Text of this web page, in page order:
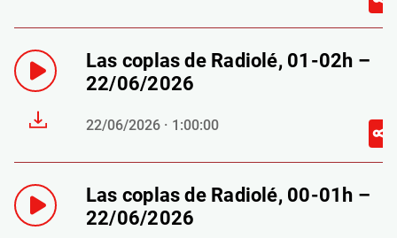
Las coplas de Radiolé, 01-02h –
22/06/2026
22/06/2026 · 1:00:00
Las coplas de Radiolé, 00-01h –
22/06/2026